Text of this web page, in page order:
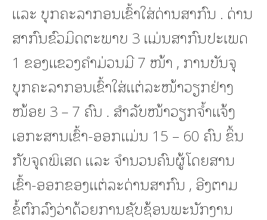
ແລະ ບຸກຄະລາກອນເຂົ້າໃສ່ດ່ານສາກົນ . ດ່ານ
ສາກົນຂົວມິດຕະພາບ 3 ແມ່ນສາກົນປະເພດ
1 ຂອງແຂວງຄໍາມ່ວນມີ 7 ໜ້າ , ການບັນຈຸ
ບຸກຄະລາກອນເຂົ້າໃສ່ແຕ່ລະໜ້າວຽກຢ່າງ
ໜ້ອຍ 3 – 7 ຄົນ . ສໍາລັບໜ້າວຽກຈໍ້າແຈ້ງ
ເອກະສານເຂົ້າ-ອອກແມ່ນ 15 – 60 ຄົນ ຂຶ້ນ
ກັບຈຸດພິເສດ ແລະ ຈໍານວນຄົນຜູ້ໂດຍສານ
ເຂົ້າ-ອອກຂອງແຕ່ລະດ່ານສາກົນ , ອີງຕາມ
ຂໍ້ຕົກລົງວ່າດ້ວຍການຊັບຊ້ອນພະນັກງານ